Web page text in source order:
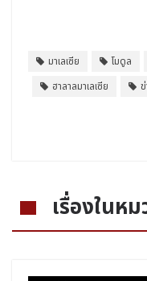
มาเลเซีย โมดูล
ฮาลาลมาเลเซีย
เรื่องในห